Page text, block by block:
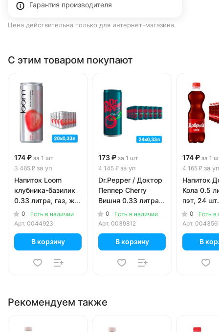
Гарантия производителя
Цена действительна только для интернет-магазина.
С этим товаром покупают
174 ₽ за 1 шт
3 465 ₽ за уп
Напиток Loom
клубника-базилик
0.33 литра, газ, ж/
б, 20 шт. в уп.
0
Есть в наличии
Арт. 0044923
В корзину
173 ₽ за 1 шт
4 145 ₽ за уп
Dr.Pepper / Доктор
Пеппер Cherry
Вишня 0.33 литра,
ж/б, 24 шт. в уп.
0
Есть в наличии
Арт. 0039812
В корзину
174 ₽ за 1
4 165 ₽ за уп
Напиток
Кола 0.5
пэт, 24
0
Есть в
Арт.
В
Рекомендуем также